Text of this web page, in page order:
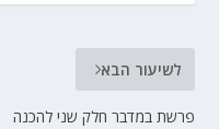
לשיעור הבא
פרשת במדבר חלק שני להכנה